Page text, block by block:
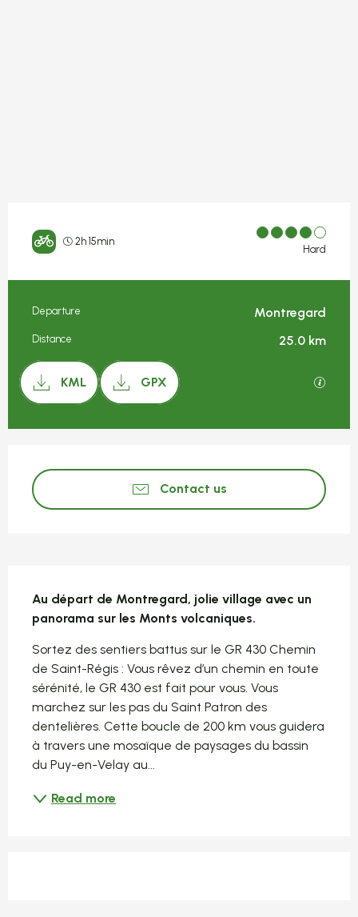
2h 15min
Hard
Practical information
Departure Montregard
Distance 25.0 km
Documentation
KML GPX GPX /
Contact us
Au départ de Montregard, jolie village avec un
panorama sur les Monts volcaniques.
Sortez des sentiers battus sur le GR 430 Chemin
de Saint-Régis : Vous rêvez d’un chemin en toute
sérénité, le GR 430 est fait pour vous. Vous
marchez sur les pas du Saint Patron des
dentelières. Cette boucle de 200 km vous guidera
à travers une mosaïque de paysages du bassin
du Puy-en-Velay au...
Read more